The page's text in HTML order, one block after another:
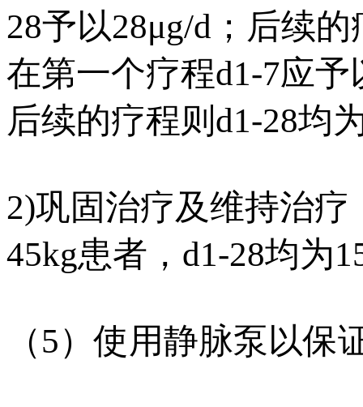
28予​​以28μg/d；后续
在第一个疗程d1-7应予
后续的疗程则d1-28均
2)巩固治疗及维持治疗
45kg患者，d1-28均为
（5）使用静脉泵以